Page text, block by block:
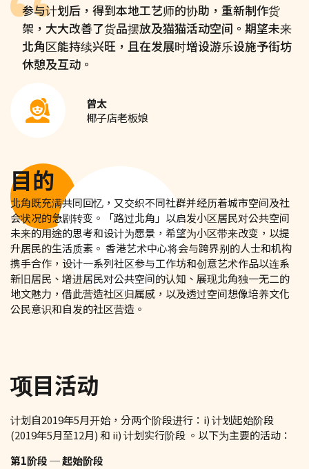
参与计划后，得到本地工艺师的协助，重新制作货
架，大大改善了货品摆放及猫猫活动空间。期望未来
北角区能持续兴旺，且在发展时增设游乐设施予街坊
休憩及互动。
曾太
椰子店老板娘
目的
北角既充满共同回忆，又交织不同社群并经历着城市空间及社
会状况的急剧转变。「路过北角」以启发小区居民对公共空间
未来的用途的思考和设计为愿景，希望为小区带来改变，以提
升居民的生活质素。 香港艺术中心将会与跨界别的人士和机构
携手合作，设计一系列社区参与工作坊和创意艺术作品以连系
新旧居民、增进居民对公共空间的认知、展现北角独一无二的
地文魅力，借此营造社区归属感，以及透过空间想像培养文化
公民意识和自发的社区营造。
项目活动
计划自2019年5月开始，分两个阶段进行：i) 计划起始阶段
(2019年5月至12月) 和 ii) 计划实行阶段 。以下为主要的活动：
第1阶段 ─ 起始阶段